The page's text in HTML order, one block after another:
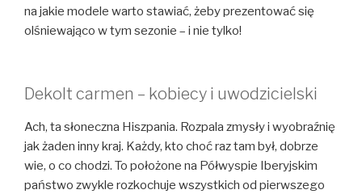
na jakie modele warto stawiać, żeby prezentować się
olśniewająco w tym sezonie – i nie tylko!
Dekolt carmen – kobiecy i uwodzicielski
Ach, ta słoneczna Hiszpania. Rozpala zmysły i wyobraźnię
jak żaden inny kraj. Każdy, kto choć raz tam był, dobrze
wie, o co chodzi. To położone na Półwyspie Iberyjskim
państwo zwykle rozkochuje wszystkich od pierwszego